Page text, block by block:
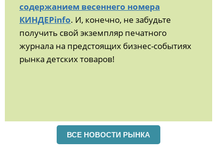
содержанием весеннего номера
КИНДЕРinfo. И, конечно, не забудьте
получить свой экземпляр печатного
журнала на предстоящих бизнес-событиях
рынка детских товаров!
ВСЕ НОВОСТИ РЫНКА